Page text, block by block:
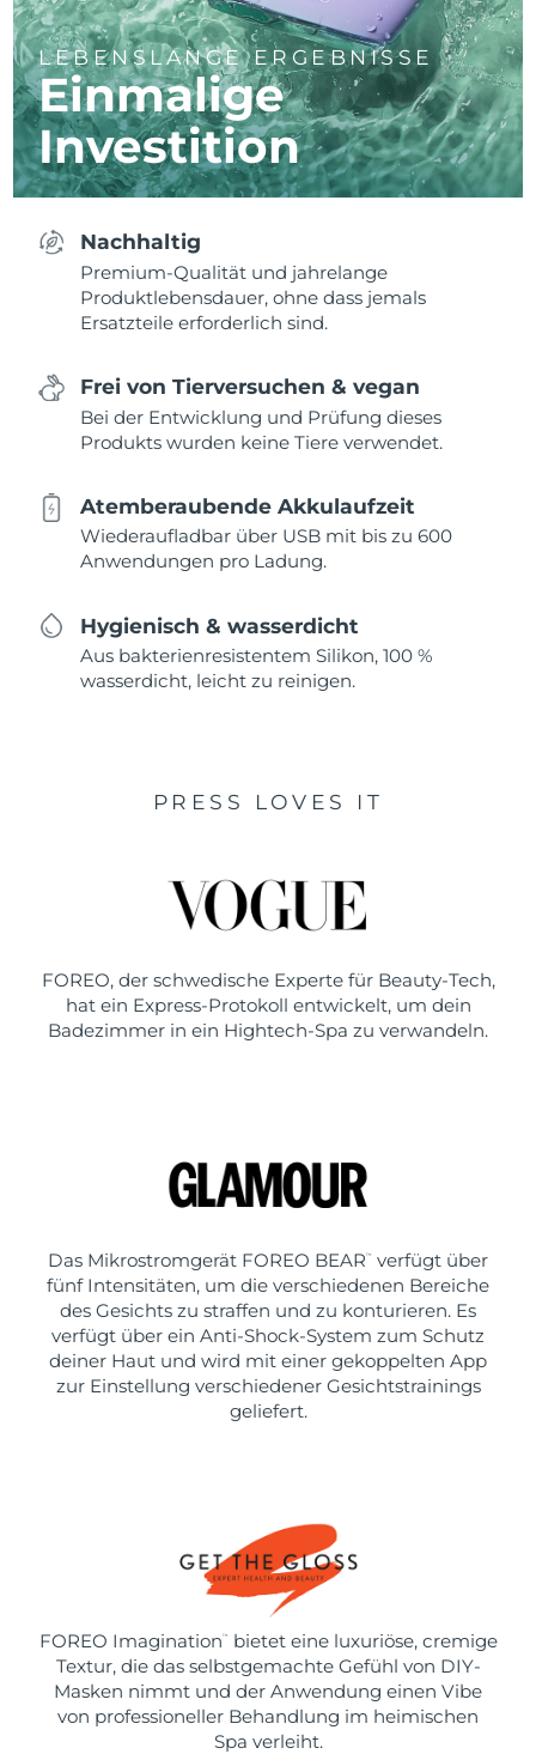
LEBENSLANGE ERGEBNISSE
Einmalige
Investition
Nachhaltig
Premium-Qualität und jahrelange
Produktlebensdauer, ohne dass jemals
Ersatzteile erforderlich sind.
Frei von Tierversuchen & vegan
Bei der Entwicklung und Prüfung dieses
Produkts wurden keine Tiere verwendet.
Atemberaubende Akkulaufzeit
Wiederaufladbar über USB mit bis zu 600
Anwendungen pro Ladung.
Hygienisch & wasserdicht
Aus bakterienresistentem Silikon, 100 %
wasserdicht, leicht zu reinigen.
PRESS LOVES IT
FOREO, der schwedische Experte für Beauty-Tech,
hat ein Express-Protokoll entwickelt, um dein
Badezimmer in ein Hightech-Spa zu verwandeln.
Das Mikrostromgerät FOREO BEAR ™
verfügt über
fünf Intensitäten, um die verschiedenen Bereiche
des Gesichts zu straffen und zu konturieren. Es
verfügt über ein Anti-Shock-System zum Schutz
deiner Haut und wird mit einer gekoppelten App
zur Einstellung verschiedener Gesichtstrainings
geliefert.
FOREO Imagination ™
bietet eine luxuriöse, cremige
Textur, die das selbstgemachte Gefühl von DIY-
Masken nimmt und der Anwendung einen Vibe
von professioneller Behandlung im heimischen
Spa verleiht.